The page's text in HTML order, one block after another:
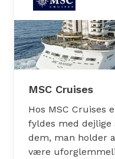
MSC Cruises
Hos MSC Cruises
fyldes med
dem, man holder
være